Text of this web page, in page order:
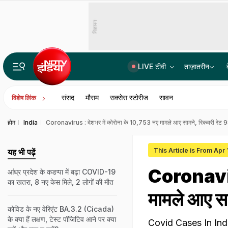
विज्ञापन
LIVE टीवी ताज़ातरीन
विशेष लिंक संसद मौसम सक्सेस स्टोरीज सावन
होम India Coronavirus : देशभर में कोरोना के 10,753 नए मामले आए सामने, रिकवरी रेट
This Article is From Apr
मामले आए
Covid Cases In
यह भी पढ़ें
आंध्र प्रदेश के कडप्पा में बढ़ा COVID-19
का खतरा, 8 नए केस मिले, 2 लोगों की मौत
कोविड के नए वेरिएंट BA.3.2 (Cicada)
के क्या हैं लक्षण, टेस्ट पॉजिटिव आने पर क्या